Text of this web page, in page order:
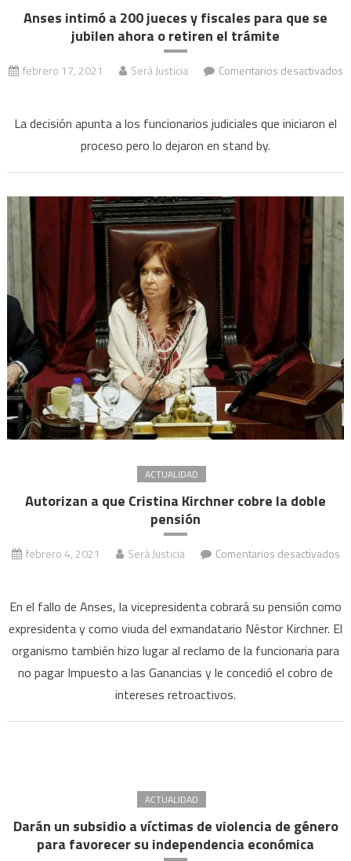
Anses intimó a 200 jueces y fiscales para que se
jubilen ahora o retiren el trámite
febrero 17, 2021 Será Justicia
Comentarios desactivados
intimó
a
200
y
fiscales
para
que
se
jubilen
ahora
o
retiren
el
trámite
La decisión apunta a los funcionarios judiciales que iniciaron el
proceso pero lo dejaron en stand by.
ACTUALIDAD
Autorizan a que Cristina Kirchner cobre la doble
pensión
febrero 4, 2021 Será Justicia
Comentarios desactivados
a
que
Cristina
Kirchner
cobre
En el fallo de Anses, la vicepresidenta cobrará su pensión como
expresidenta y como viuda del exmandatario Néstor Kirchner. El
organismo también hizo lugar al reclamo de la funcionaria para
no pagar Impuesto a las Ganancias y le concedió el cobro de
intereses retroactivos.
ACTUALIDAD
Darán un subsidio a víctimas de violencia de género
para favorecer su independencia económica